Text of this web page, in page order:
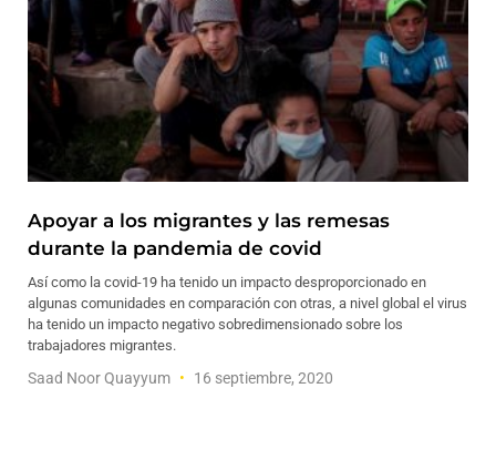
Apoyar a los migrantes y las remesas
durante la pandemia de covid
Así como la covid-19 ha tenido un impacto desproporcionado en
algunas comunidades en comparación con otras, a nivel global el virus
ha tenido un impacto negativo sobredimensionado sobre los
trabajadores migrantes.
Saad Noor Quayyum 16 septiembre, 2020